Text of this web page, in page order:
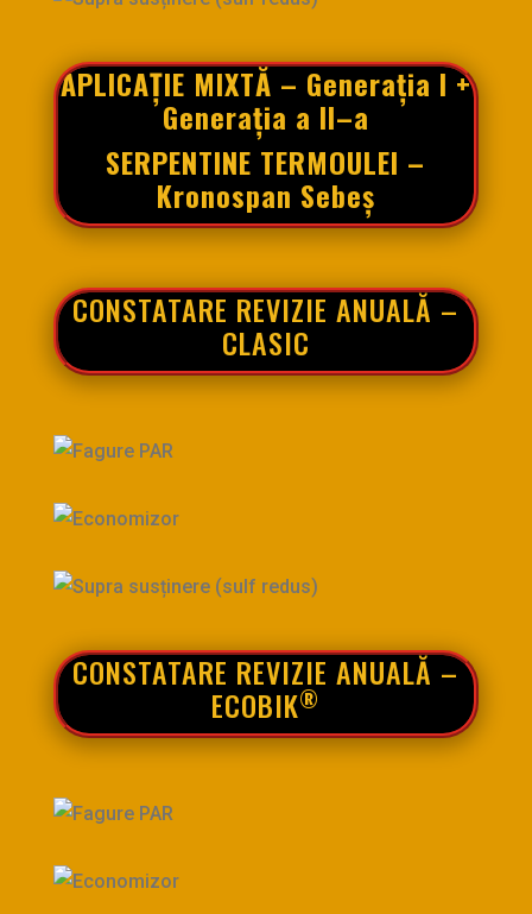
APLICAȚIE MIXTĂ – Generația I +
Generația a II–a
SERPENTINE TERMOULEI –
Kronospan Sebeș
CONSTATARE REVIZIE ANUALĂ –
CLASIC
CONSTATARE REVIZIE ANUALĂ –
ECOBIK®